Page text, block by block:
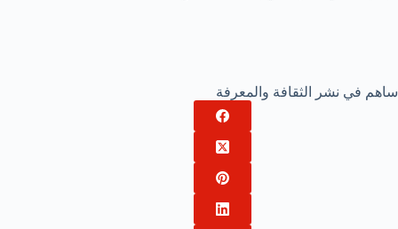
ساهم في نشر الثقافة والمعرفة